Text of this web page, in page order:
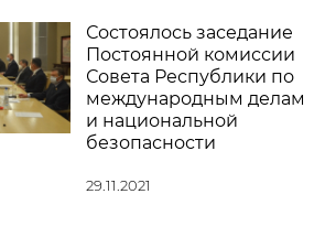
Состоялось заседание
Постоянной комиссии
Совета Республики по
международным делам
и национальной
безопасности
29.11.2021